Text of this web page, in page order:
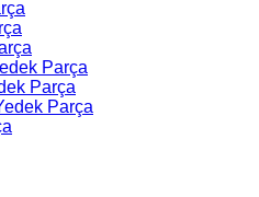
Parça
Parça
Parça